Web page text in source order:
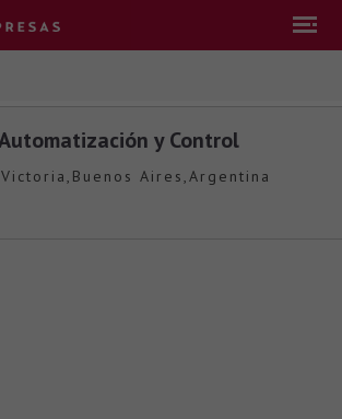
Automatización y Control
Aires,Argentina